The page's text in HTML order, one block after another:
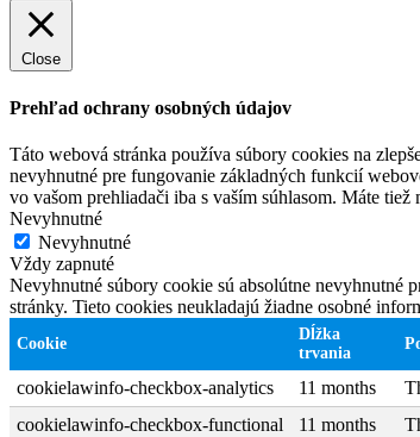
Close
Prehľad ochrany osobných údajov
Táto webová stránka používa súbory cookies na
nevyhnutné pre fungovanie základných funkcií
vo vašom prehliadači iba s vaším súhlasom. Máte
Nevyhnutné
Nevyhnutné
Vždy zapnuté
Nevyhnutné súbory cookie sú absolútne nevyhnutné
stránky. Tieto cookies neukladajú žiadne osobné
Cookie
Dĺžka
trvania
cookielawinfo-checkbox-analytics 11 months
cookielawinfo-checkbox-functional
11 months